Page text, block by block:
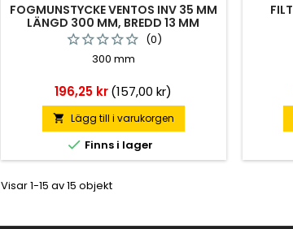
FOGMUNSTYCKE VENTOS INV 35 MM
LÄNGD 300 MM, BREDD 13 MM
584023
(0)
300 mm
Pris
196,25 kr(157,00 kr)
 Lägg till i varukorgen
 Finns i lager
Visar 1-15 av 15 objekt